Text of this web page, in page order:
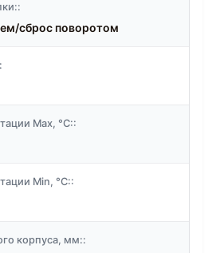
сброс поворотом
Max, °C::
Min, °C::
корпуса, мм::